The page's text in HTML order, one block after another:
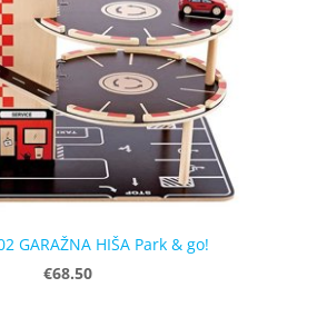
GARAŽNA HIŠA Park & go!
€68.50